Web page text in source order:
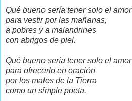
Qué bueno sería tenersolo el amor
para vestir por las mañanas,
a pobres y a malandrines
con abrigos de piel.
Qué bueno sería tenersolo el amor
para ofrecerlo en oración
por los males de la Tierra
como un simple poeta.